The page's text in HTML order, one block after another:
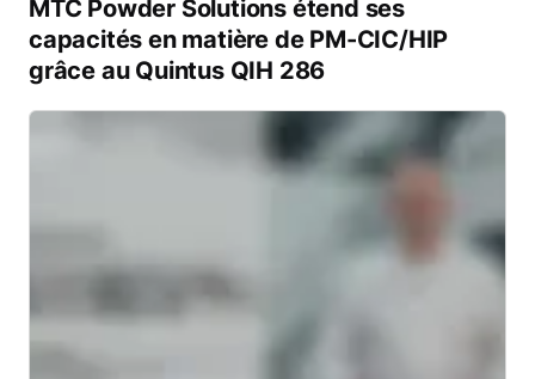
MTC Powder Solutions étend ses
capacités en matière de PM-CIC/HIP
grâce au Quintus QIH 286